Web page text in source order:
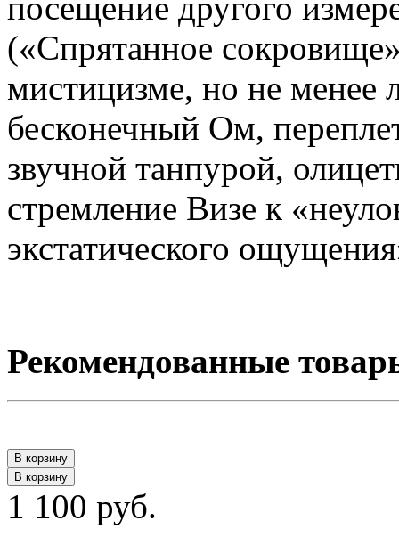
(«Спрятанное
мистицизме, но не менее
бесконечный Ом,
звучной танпурой,
стремление Визе к
экстатического
Рекомендованные
В корзину
В корзину
1 100 руб.